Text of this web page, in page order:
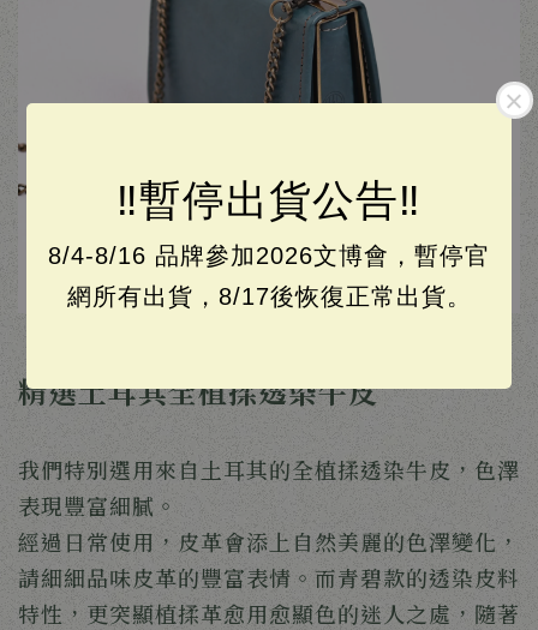
‼️暫停出貨公告‼️
8/4-8/16 品牌參加2026文博會，暫停官
網所有出貨，8/17後恢復正常出貨。
精選土耳其全植揉透染牛皮
我們特別選用來自土耳其的全植揉透染牛皮，色澤
表現豐富細膩。
經過日常使用，皮革會添上自然美麗的色澤變化，
請細細品味皮革的豐富表情。而青碧款的透染皮料
特性，更突顯植揉革愈用愈顯色的迷人之處，隨著